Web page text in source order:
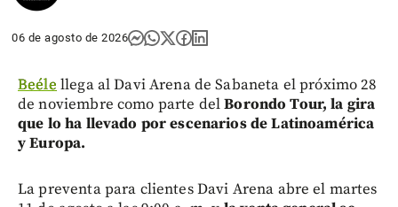
06 de agosto de 2026
Beéle llega al Davi Arena de Sabaneta el próximo 28
de noviembre como parte delBorondo Tour, la gira
que lo ha llevado por escenarios de Latinoamérica
y Europa.
La preventa para clientes Davi Arena abre el martes